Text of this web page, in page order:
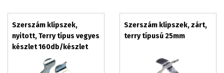
Szerszám klipszek,
nyitott, Terry típus vegyes
készlet 160db/készlet
Szerszám klipszek, zárt,
terry típusú 25mm